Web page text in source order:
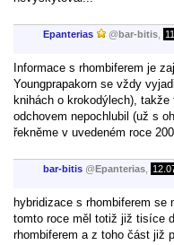
Epanterias @ bar-bitis
Informace s rhombiferem je
Youngprapakorn se vždy
knihách o krokodýlech),
odchovem nepochlubil (už s
řekněme v uvedeném roce
bar-bitis @ Epanterias
hybridizace s rhombiferem se
tomto roce měl totiž již tisíce
rhombiferem a z toho část již